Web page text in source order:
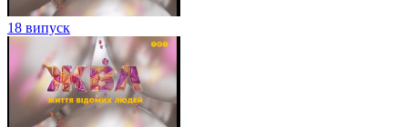
18 випуск